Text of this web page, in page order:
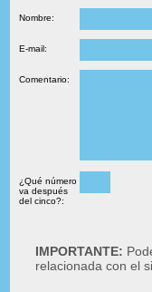
Nombre:
E-mail:
Comentario:
¿Qué número
va después
del cinco?:
IMPORTANTE:
relacionada con el